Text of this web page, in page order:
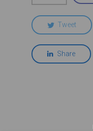
Tweet
Share